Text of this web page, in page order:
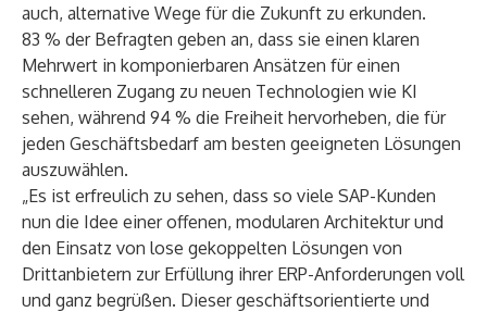
auch, alternative Wege für die Zukunft zu erkunden.
83 % der Befragten geben an, dass sie einen klaren
Mehrwert in komponierbaren Ansätzen für einen
schnelleren Zugang zu neuen Technologien wie KI
sehen, während 94 % die Freiheit hervorheben, die für
jeden Geschäftsbedarf am besten geeigneten Lösungen
auszuwählen.
„Es ist erfreulich zu sehen, dass so viele SAP-Kunden
nun die Idee einer offenen, modularen Architektur und
den Einsatz von lose gekoppelten Lösungen von
Drittanbietern zur Erfüllung ihrer ERP-Anforderungen voll
und ganz begrüßen. Dieser geschäftsorientierte und